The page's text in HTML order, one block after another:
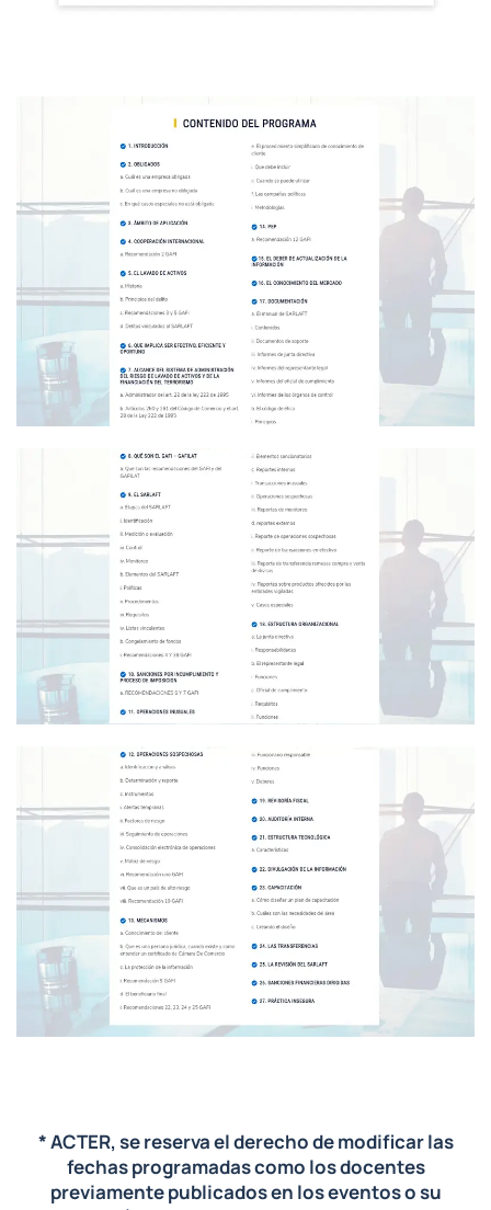
* ACTER, se reserva el derecho de modificar las
fechas programadas como los docentes
previamente publicados en los eventos o su